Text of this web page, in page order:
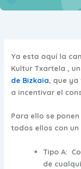
Ya esta aquí la
Kultur Txartela ,
de Bizkaia, que
a incentivar el
Para ello se
todos ellos con
Tipo A:
de